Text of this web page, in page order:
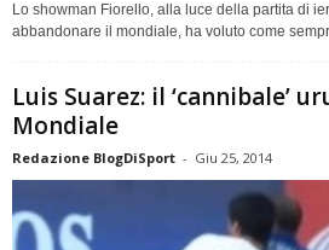
Lo showman Fiorello, alla luce della partita di
abbandonare il mondiale, ha voluto come
Luis Suarez: il ‘cannibale’
Mondiale
Redazione BlogDiSport - Giu 25, 2014